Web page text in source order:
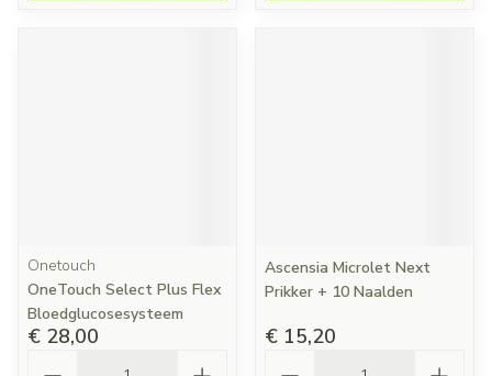
Onetouch
OneTouch Select Plus Flex
Bloedglucosesysteem
€ 28,00
Ascensia Microlet Next
Prikker + 10 Naalden
€ 15,20